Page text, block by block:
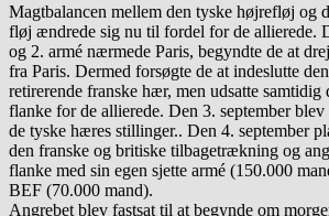
Magtbalancen mellem den tyske højrefløj og
fløj ændrede sig nu til fordel for de allierede.
og 2. armé nærmede Paris, begyndte de at
fra Paris. Dermed forsøgte de at indeslutte
retirerende franske hær, men udsatte samtidig
flanke for de allierede. Den 3. september
de tyske hæres stillinger.. Den 4. september
den franske og britiske tilbagetrækning og
flanke med sin egen sjette armé (150.000
BEF (70.000 mand).
Angrebet blev fastsat til at begynde om